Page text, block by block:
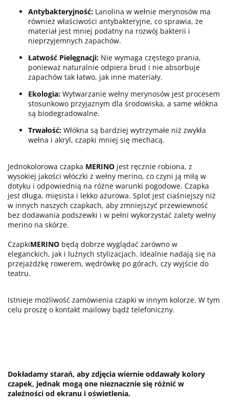
Antybakteryjność: Lanolina w wełnie merynosów ma
również właściwości antybakteryjne, co sprawia, że
materiał jest mniej podatny na rozwój bakterii i
nieprzyjemnych zapachów.
Łatwość Pielęgnacji: Nie wymaga częstego prania,
ponieważ naturalnie odpiera brud i nie absorbuje
zapachów tak łatwo, jak inne materiały.
Ekologia: Wytwarzanie wełny merynosów jest procesem
stosunkowo przyjaznym dla środowiska, a same włókna
są biodegradowalne.
Trwałość: Włókna są bardziej wytrzymałe niż zwykła
wełna i akryl, czapki mniej się mechacą.
Jednokolorowa czapka MERINO jest ręcznie robiona, z
wysokiej jakości włóczki z wełny merino, co czyni ją miłą w
dotyku i odpowiednią na różne warunki pogodowe. Czapka
jest długa, mięsista i lekko ażurowa. Splot jest ciaśniejszy niż
w innych naszych czapkach, aby zmniejszyć przewiewność
bez dodawania podszewki i w pełni wykorzystać zalety wełny
merino na skórze.
CzapkiMERINO będą dobrze wyglądać zarówno w
eleganckich, jak i luźnych stylizacjach. Idealnie nadają się na
przejażdżkę rowerem, wędrówkę po górach, czy wyjście do
teatru.
Istnieje możliwość zamówienia czapki w innym kolorze. W tym
celu proszę o kontakt mailowy bądź telefoniczny.
Dokładamy starań, aby zdjęcia wiernie oddawały kolory
czapek, jednak mogą one nieznacznie się różnić w
zależności od ekranu i oświetlenia.